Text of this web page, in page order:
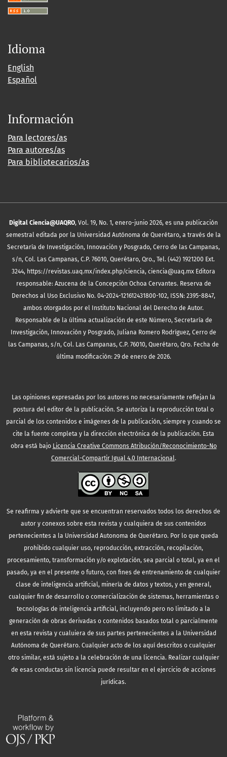
Idioma
English
Español
Información
Para lectores/as
Para autores/as
Para bibliotecarios/as
Digital Ciencia@UAQRO, Vol. 19, No. 1, enero-junio 2026, es una publicación
semestral editada por la Universidad Autónoma de Querétaro, a través de la
Secretaría de Investigación, Innovación y Posgrado, Cerro de las Campanas,
s/n, Col. Las Campanas, C.P. 76010, Querétaro, Qro., Tel. (442) 1921200 Ext.
3244, https://revistas.uaq.mx/index.php/ciencia, ciencia@uaq.mx Editora
responsable: Azucena de la Concepción Ochoa Cervantes. Reserva de
Derechos al Uso Exclusivo No. 04-2024-121612431800-102, ISSN: 2395-8847,
ambos otorgados por el Instituto Nacional del Derecho de Autor.
Responsable de la última actualización de este Número, Secretaría de
Investigación, Innovación y Posgrado, Juliana Romero Rodríguez, Cerro de
las Campanas, s/n, Col. Las Campanas, C.P. 76010, Querétaro, Qro. Fecha de
última modificación: 29 de enero de 2026.
Las opiniones expresadas por los autores no necesariamente reflejan la
postura del editor de la publicación. Se autoriza la reproducción total o
parcial de los contenidos e imágenes de la publicación, siempre y cuando se
cite la fuente completa y la dirección electrónica de la publicación. Esta
obra está bajo Licencia Creative Commons Atribución/Reconocimiento-No
Comercial-Compartir Igual 4.0 Internacional.
Se reafirma y advierte que se encuentran reservados todos los derechos de
autor y conexos sobre esta revista y cualquiera de sus contenidos
pertenecientes a la Universidad Autonoma de Querétaro. Por lo que queda
prohibido cualquier uso, reproducción, extracción, recopilación,
procesamiento, transformación y/o explotación, sea parcial o total, ya en el
pasado, ya en el presente o futuro, con fines de entrenamiento de cualquier
clase de inteligencia artificial, minería de datos y textos, y en general,
cualquier fin de desarrollo o comercialización de sistemas, herramientas o
tecnologías de inteligencia artificial, incluyendo pero no limitado a la
generación de obras derivadas o contenidos basados total o parcialmente
en esta revista y cualuiera de sus partes pertenecientes a la Universidad
Autónoma de Querétaro. Cualquier acto de los aquí descritos o cualquier
otro similar, está sujeto a la celebración de una licencia. Realizar cualquier
de esas conductas sin licencia puede resultar en el ejercicio de acciones
jurídicas.